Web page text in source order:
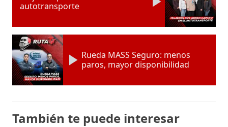
autotransporte
Rueda MASS Seguro: menos
paros, mayor disponibilidad
También te puede interesar